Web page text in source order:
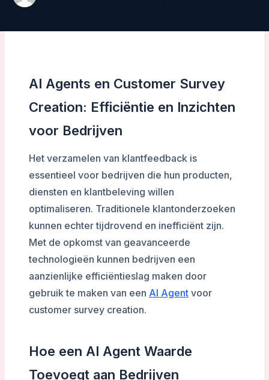
AI Agents en Customer Survey
Creation: Efficiëntie en Inzichten
voor Bedrijven
Het verzamelen van klantfeedback is
essentieel voor bedrijven die hun producten,
diensten en klantbeleving willen
optimaliseren. Traditionele klantonderzoeken
kunnen echter tijdrovend en inefficiënt zijn.
Met de opkomst van geavanceerde
technologieën kunnen bedrijven een
aanzienlijke efficiëntieslag maken door
gebruik te maken van een AI Agentvoor
customer survey creation.
Hoe een AI Agent Waarde
Toevoegt aan Bedrijven